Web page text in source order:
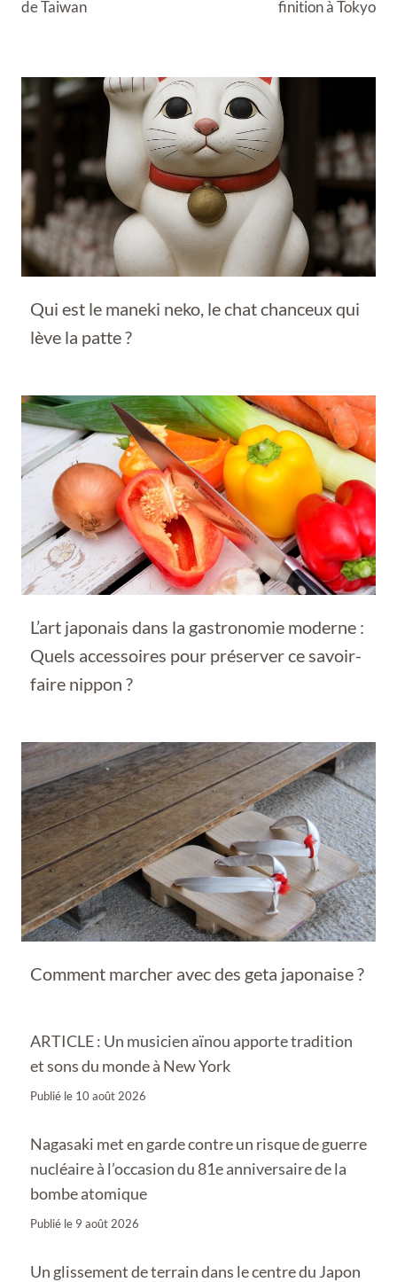
de Taiwan finition à Tokyo
Qui est le maneki neko, le chat chanceux qui
lève la patte ?
L’art japonais dans la gastronomie moderne :
Quels accessoires pour préserver ce savoir-
faire nippon ?
Comment marcher avec des geta japonaise ?
ARTICLE : Un musicien aïnou apporte tradition
et sons du monde à New York
Publié le 10 août 2026
Nagasaki met en garde contre un risque de guerre
nucléaire à l’occasion du 81e anniversaire de la
bombe atomique
Publié le 9 août 2026
Un glissement de terrain dans le centre du Japon